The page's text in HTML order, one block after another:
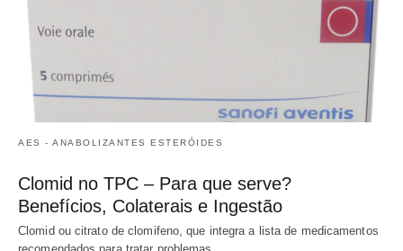
AES - ANABOLIZANTES ESTERÓIDES
Clomid no TPC – Para que serve?
Benefícios, Colaterais e Ingestão
Clomid ou citrato de clomifeno, que integra a lista de medicamentos